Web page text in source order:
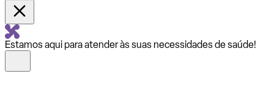
Estamos aqui para atender às suas necessidades de saúde!